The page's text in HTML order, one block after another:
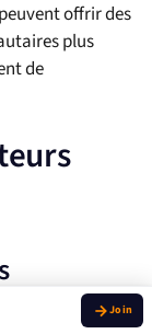
offrir des
plus
de